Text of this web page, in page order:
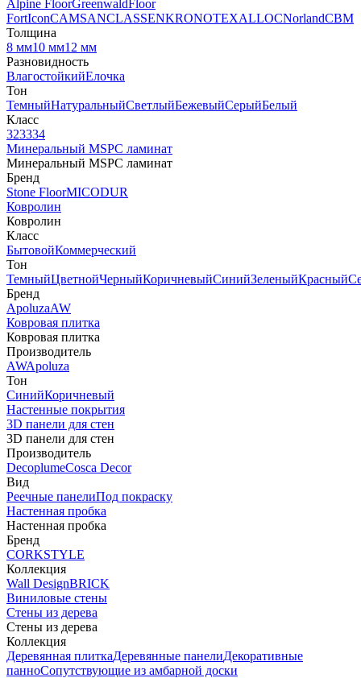
Alpine FloorGreenwaldFloor
FortIconCAMSANCLASSENKRONOTEXALLOCNorlandCBM
Толщина
8 мм10 мм12 мм
Разновидность
ВлагостойкийЕлочка
Тон
ТемныйНатуральныйСветлыйБежевыйСерыйБелый
Класс
323334
Минеральный MSPC ламинат
Минеральный MSPC ламинат
Бренд
Stone FloorMICODUR
Ковролин
Ковролин
Класс
БытовойКоммерческий
Тон
ТемныйЦветнойЧерныйКоричневыйСинийЗеленыйКрасный
Бренд
ApoluzaAW
Ковровая плитка
Ковровая плитка
Производитель
AWApoluza
Тон
СинийКоричневый
Настенные покрытия
3D панели для стен
3D панели для стен
Производитель
DecoplumeCosca Decor
Вид
Реечные панелиПод покраску
Настенная пробка
Настенная пробка
Бренд
CORKSTYLE
Коллекция
Wall DesignBRICK
Виниловые стены
Стены из дерева
Стены из дерева
Коллекция
Деревянная плиткаДеревянные панелиДекоративные
панноСопутствующие из амбарной доски